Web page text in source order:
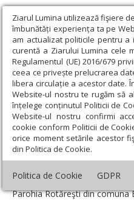
Ziarul Lumina utilizează fişiere
îmbunătăți experiența ta pe
am actualizat politicile pentru
curentă a Ziarului Lumina cele
Regulamentul (UE) 2016/679
ceea ce privește prelucrarea
libera circulație a acestor date.
Website-ul nostru te rugăm să
înțelege conținutul Politicii de
Website-ul nostru confirmi
cookie conform Politicii de
orice moment setările acestor
din Politica de Cookie.
Politica de Cookie GDPR
Ziarul Lumina › Anunțuri ›
Argeş
Licitaţie la Parohia
Data: 08 Iulie 2026
Parohia Rotăreşti din comuna